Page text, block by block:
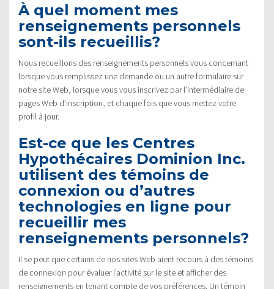
À quel moment mes
renseignements personnels
sont-ils recueillis?
Nous recueillons des renseignements personnels vous concernant
lorsque vous remplissez une demande ou un autre formulaire sur
notre site Web, lorsque vous vous inscrivez par l’intermédiaire de
pages Web d’inscription, et chaque fois que vous mettez votre
profil à jour.
Est-ce que les Centres
Hypothécaires Dominion Inc.
utilisent des témoins de
connexion ou d’autres
technologies en ligne pour
recueillir mes
renseignements personnels?
Il se peut que certains de nos sites Web aient recours à des témoins
de connexion pour évaluer l’activité sur le site et afficher des
renseignements en tenant compte de vos préférences. Un témoin